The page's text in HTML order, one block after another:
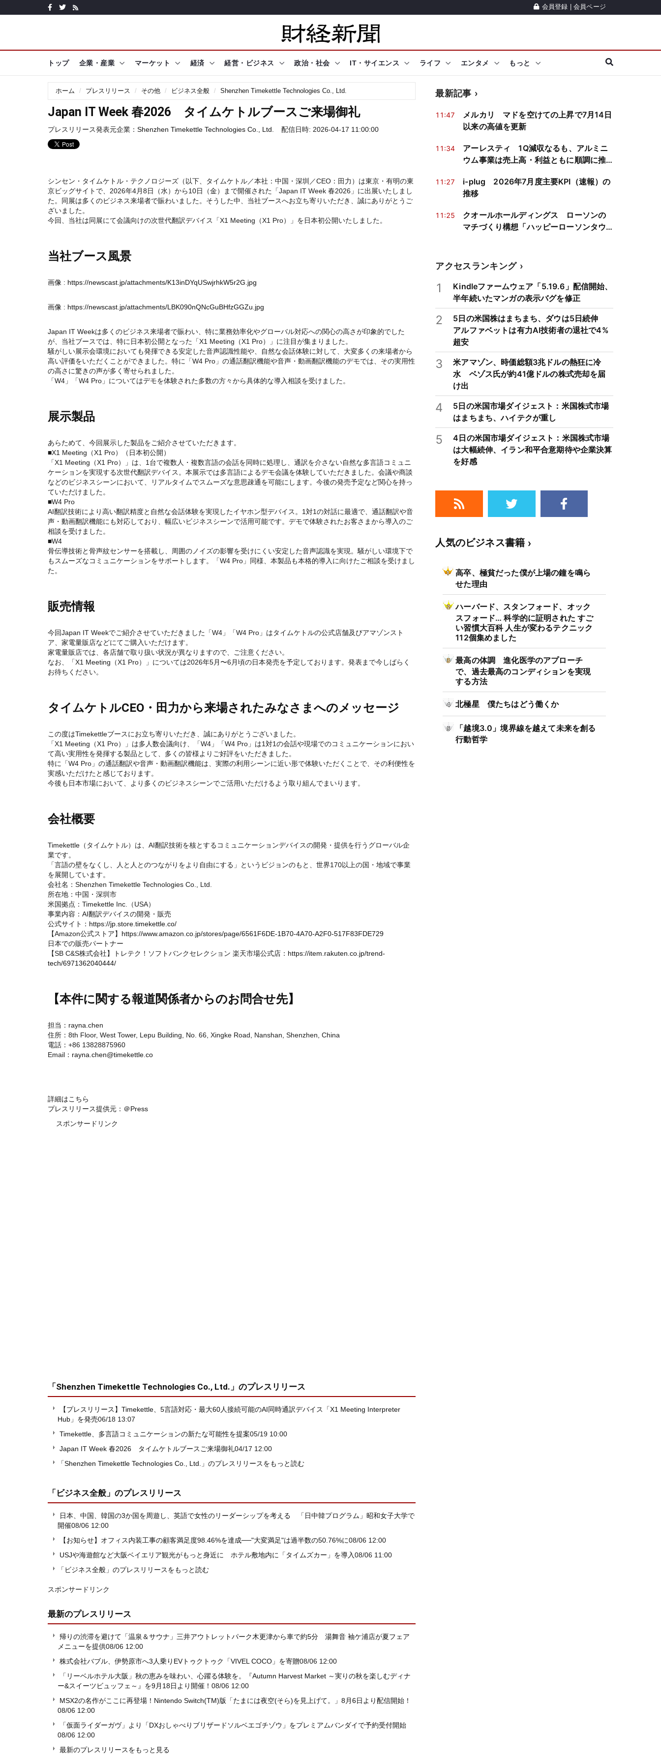
会員登録 会員ページ
トップ 企業・産業 マーケット 経済 経営・ビジネス 政治・社会 IT・サイエンス ライフ エンタメ もっと
ホーム プレスリリース その他 ビジネス全般 Shenzhen Timekettle Technologies Co., Ltd.
Japan IT Week 春2026 タイムケトルブースご来場御礼
プレスリリース発表元企業： Shenzhen Timekettle Technologies Co., Ltd. 配信日時: 2026-04-17 11:00:00
シンセン・タイムケトル・テクノロジーズ（以下、タイムケトル／本社：中国・深圳／CEO：田力）は東京・有明の東
京ビッグサイトで、2026年4月8日（水）から10日（金）まで開催された「Japan IT Week 春2026」に出展いたしまし
た。同展は多くのビジネス来場者で賑わいました。そうした中、当社ブースへお立ち寄りいただき、誠にありがとうご
ざいました。
今回、当社は同展にて会議向けの次世代翻訳デバイス「X1 Meeting（X1 Pro）」を日本初公開いたしました。
当社ブース風景
画像 : https://newscast.jp/attachments/K13inDYqUSwjrhkW5r2G.jpg
画像 : https://newscast.jp/attachments/LBK090nQNcGuBHfzGGZu.jpg
Japan IT Weekは多くのビジネス来場者で賑わい、特に業務効率化やグローバル対応への関心の高さが印象的でした
が、当社ブースでは、特に日本初公開となった「X1 Meeting（X1 Pro）」に注目が集まりました。
騒がしい展示会環境においても発揮できる安定した音声認識性能や、自然な会話体験に対して、大変多くの来場者から
高い評価をいただくことができました。特に「W4 Pro」の通話翻訳機能や音声・動画翻訳機能のデモでは、その実用性
の高さに驚きの声が多く寄せられました。
「W4」「W4 Pro」についてはデモを体験された多数の方々から具体的な導入相談を受けました。
展示製品
あらためて、今回展示した製品をご紹介させていただきます。
■X1 Meeting（X1 Pro）（日本初公開）
「X1 Meeting（X1 Pro）」は、1台で複数人・複数言語の会話を同時に処理し、通訳を介さない自然な多言語コミュニ
ケーションを実現する次世代翻訳デバイス。本展示では多言語によるデモ会議を体験していただきました。会議や商談
などのビジネスシーンにおいて、リアルタイムでスムーズな意思疎通を可能にします。今後の発売予定など関心を持っ
ていただけました。
■W4 Pro
AI翻訳技術により高い翻訳精度と自然な会話体験を実現したイヤホン型デバイス。1対1の対話に最適で、通話翻訳や音
声・動画翻訳機能にも対応しており、幅広いビジネスシーンで活用可能です。デモで体験されたお客さまから導入のご
相談を受けました。
■W4
骨伝導技術と骨声紋センサーを搭載し、周囲のノイズの影響を受けにくい安定した音声認識を実現。騒がしい環境下で
もスムーズなコミュニケーションをサポートします。「W4 Pro」同様、本製品も本格的導入に向けたご相談を受けまし
た。
販売情報
今回Japan IT Weekでご紹介させていただきました「W4」「W4 Pro」はタイムケトルの公式店舗及びアマゾンスト
ア、家電量販店などにてご購入いただけます。
家電量販店では、各店舗で取り扱い状況が異なりますので、ご注意ください。
なお、「X1 Meeting（X1 Pro）」については2026年5月〜6月頃の日本発売を予定しております。発表まで今しばらく
お待ちください。
タイムケトルCEO・田力から来場されたみなさまへのメッセージ
この度はTimekettleブースにお立ち寄りいただき、誠にありがとうございました。
「X1 Meeting（X1 Pro）」は多人数会議向け、「W4」「W4 Pro」は1対1の会話や現場でのコミュニケーションにおい
て高い実用性を発揮する製品として、多くの皆様よりご好評をいただきました。
特に「W4 Pro」の通話翻訳や音声・動画翻訳機能は、実際の利用シーンに近い形で体験いただくことで、その利便性を
実感いただけたと感じております。
今後も日本市場において、より多くのビジネスシーンでご活用いただけるよう取り組んでまいります。
会社概要
Timekettle（タイムケトル）は、AI翻訳技術を核とするコミュニケーションデバイスの開発・提供を行うグローバル企
業です。
「言語の壁をなくし、人と人とのつながりをより自由にする」というビジョンのもと、世界170以上の国・地域で事業
を展開しています。
会社名：Shenzhen Timekettle Technologies Co., Ltd.
所在地：中国・深圳市
米国拠点：Timekettle Inc.（USA）
事業内容：AI翻訳デバイスの開発・販売
公式サイト： https://jp.store.timekettle.co/
【Amazon公式ストア】 https://www.amazon.co.jp/stores/page/6561F6DE-1B70-4A70-A2F0-517F83FDE729
日本での販売パートナー
【SB C&S株式会社】トレテク！ソフトバンクセレクション 楽天市場公式店： https://item.rakuten.co.jp/trend-
tech/6971362040444/
【本件に関する報道関係者からのお問合せ先】
担当：rayna.chen
住所：8th Floor, West Tower, Lepu Building, No. 66, Xingke Road, Nanshan, Shenzhen, China
電話：+86 13828875960
Email： rayna.chen@timekettle.co
詳細はこちら
プレスリリース提供元：＠Press
スポンサードリンク
「Shenzhen Timekettle Technologies Co., Ltd.」 のプレスリリース
【プレスリリース】Timekettle、5言語対応・最大60人接続可能のAI同時通訳デバイス「X1 Meeting Interpreter
Hub」を発売06/18 13:07
Timekettle、多言語コミュニケーションの新たな可能性を提案05/19 10:00
Japan IT Week 春2026 タイムケトルブースご来場御礼04/17 12:00
「Shenzhen Timekettle Technologies Co., Ltd.」のプレスリリースをもっと読む
「ビジネス全般」 のプレスリリース
日本、中国、韓国の3か国を周遊し、英語で女性のリーダーシップを考える 「日中韓プログラム」昭和女子大学で
開催08/06 12:00
【お知らせ】オフィス内装工事の顧客満足度98.46%を達成──"大変満足"は過半数の50.76%に08/06 12:00
USJや海遊館など大阪ベイエリア観光がもっと身近に ホテル敷地内に「タイムズカー」を導入08/06 11:00
「ビジネス全般」のプレスリリースをもっと読む
スポンサードリンク
最新のプレスリリース
帰りの渋滞を避けて「温泉＆サウナ」三井アウトレットパーク木更津から車で約5分 湯舞音 袖ケ浦店が夏フェア
メニューを提供08/06 12:00
株式会社バブル、伊勢原市へ3人乗りEVトゥクトゥク「VIVEL COCO」を寄贈08/06 12:00
「リーベルホテル大阪」秋の恵みを味わい、心躍る体験を。『Autumn Harvest Market ～実りの秋を楽しむディナ
ー&スイーツビュッフェ～』を9月18日より開催！ 08/06 12:00
MSX2の名作がここに再登場！Nintendo Switch(TM)版「たまには夜空(そら)を見上げて。」8月6日より配信開始！
08/06 12:00
「仮面ライダーガヴ」より「DXおしゃべりブリザードソルベエゴチゾウ」をプレミアムバンダイで予約受付開始
08/06 12:00
最新のプレスリリースをもっと見る
最新記事
11:47
メルカリ マドを空けての上昇で7月14日
以来の高値を更新
11:34
アーレスティ 1Q減収なるも、アルミニ
ウム事業は売上高・利益ともに順調に推
11:27
i-plug 2026年7月度主要KPI（速報）の
推移
11:25
クオールホールディングス ローソンの
マチづくり構想「ハッピーローソンタウ
アクセスランキング
1
Kindleファームウェア「5.19.6」配信開始、
半年続いたマンガの表示バグを修正
2
5日の米国株はまちまち、ダウは5日続伸
アルファベットは有力AI技術者の退社で4%
超安
3
米アマゾン、時価総額3兆ドルの熱狂に冷
水 ベゾス氏が約41億ドルの株式売却を届
け出
4
5日の米国市場ダイジェスト：米国株式市場
はまちまち、ハイテクが重し
5
4日の米国市場ダイジェスト：米国株式市場
は大幅続伸、イラン和平合意期待や企業決算
を好感
人気のビジネス書籍
高卒、極貧だった僕が上場の鐘を鳴ら
せた理由
ハーバード、スタンフォード、オック
スフォード… 科学的に証明された すご
い習慣大百科 人生が変わるテクニック
112個集めました
最高の体調 進化医学のアプローチ
で、過去最高のコンディションを実現
する方法
北極星 僕たちはどう働くか
「越境3.0」境界線を越えて未来を創る
行動哲学